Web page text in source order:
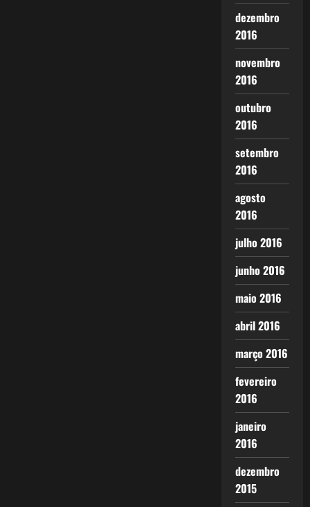
dezembro
2016
novembro
2016
outubro
2016
setembro
2016
agosto
2016
julho 2016
junho 2016
maio 2016
abril 2016
março 2016
fevereiro
2016
janeiro
2016
dezembro
2015